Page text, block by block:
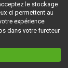
le stockage
ci permettent au
expérience
dans votre fureteur